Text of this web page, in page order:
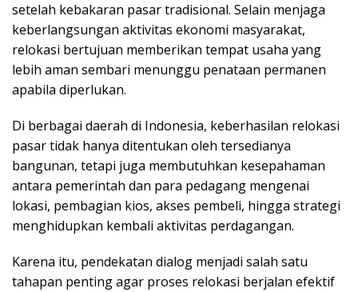
setelah kebakaran pasar tradisional. Selain menjaga
keberlangsungan aktivitas ekonomi masyarakat,
relokasi bertujuan memberikan tempat usaha yang
lebih aman sembari menunggu penataan permanen
apabila diperlukan.
Di berbagai daerah di Indonesia, keberhasilan relokasi
pasar tidak hanya ditentukan oleh tersedianya
bangunan, tetapi juga membutuhkan kesepahaman
antara pemerintah dan para pedagang mengenai
lokasi, pembagian kios, akses pembeli, hingga strategi
menghidupkan kembali aktivitas perdagangan.
Karena itu, pendekatan dialog menjadi salah satu
tahapan penting agar proses relokasi berjalan efektif